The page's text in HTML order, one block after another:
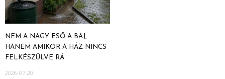
NEM A NAGY ESŐ A BAJ,
HANEM AMIKOR A HÁZ NINCS
FELKÉSZÜLVE RÁ
2026-07-20